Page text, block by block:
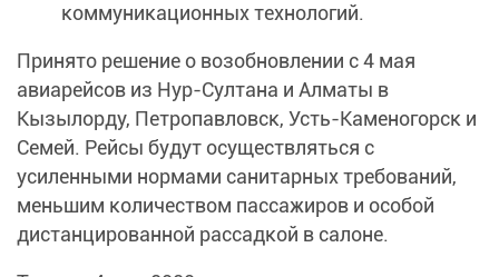
коммуникационных технологий.
Принято решение о возобновлении с 4 мая
авиарейсов из Нур-Султана и Алматы в
Кызылорду, Петропавловск, Усть-Каменогорск и
Семей. Рейсы будут осуществляться с
усиленными нормами санитарных требований,
меньшим количеством пассажиров и особой
дистанцированной рассадкой в салоне.